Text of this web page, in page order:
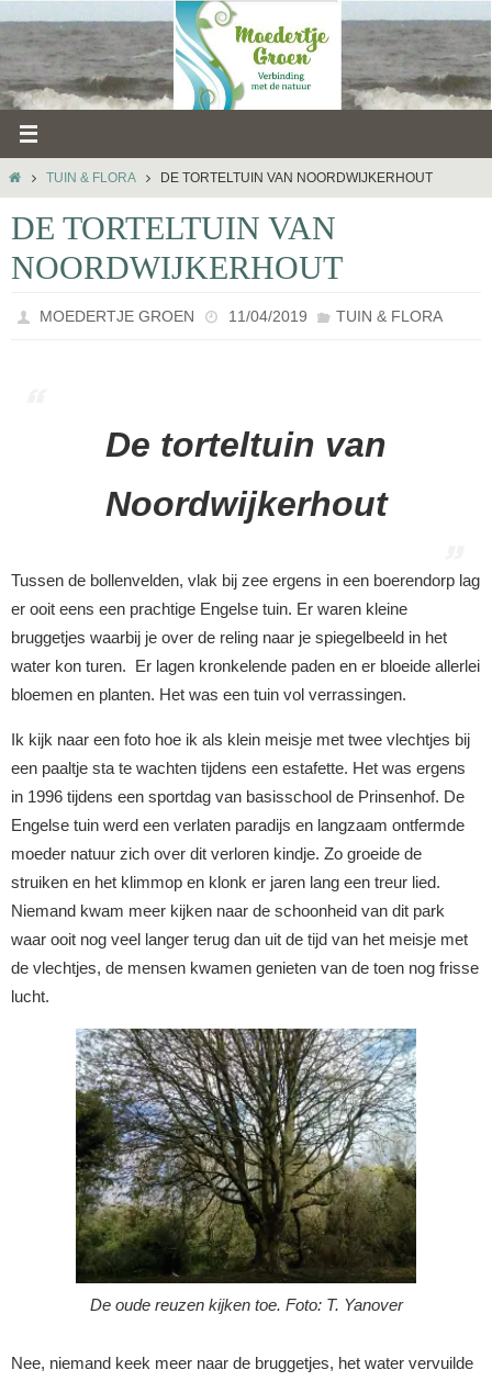
naar
inhoud
HOMETUIN & FLORA DE TORTELTUIN VAN NOORDWIJKERHOUT
DE TORTELTUIN VAN
NOORDWIJKERHOUT
MOEDERTJE GROEN 11/04/2019 TUIN & FLORA
De torteltuin van
Noordwijkerhout
Tussen de bollenvelden, vlak bij zee ergens in een boerendorp lag
er ooit eens een prachtige Engelse tuin. Er waren kleine
bruggetjes waarbij je over de reling naar je spiegelbeeld in het
water kon turen. Er lagen kronkelende paden en er bloeide allerlei
bloemen en planten. Het was een tuin vol verrassingen.
Ik kijk naar een foto hoe ik als klein meisje met twee vlechtjes bij
een paaltje sta te wachten tijdens een estafette. Het was ergens
in 1996 tijdens een sportdag van basisschool de Prinsenhof. De
Engelse tuin werd een verlaten paradijs en langzaam ontfermde
moeder natuur zich over dit verloren kindje. Zo groeide de
struiken en het klimmop en klonk er jaren lang een treur lied.
Niemand kwam meer kijken naar de schoonheid van dit park
waar ooit nog veel langer terug dan uit de tijd van het meisje met
de vlechtjes, de mensen kwamen genieten van de toen nog frisse
lucht.
De oude reuzen kijken toe. Foto: T. Yanover
Nee, niemand keek meer naar de bruggetjes, het water vervuilde